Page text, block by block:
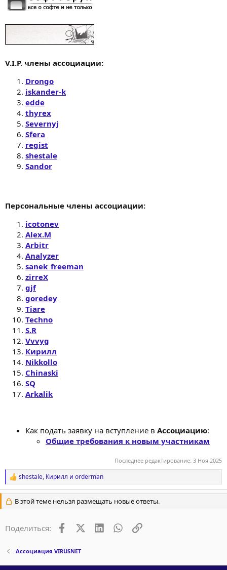
V.I.P. члены ассоциации:
Drongo
iskander-k
edde
thyrex
Severnyj
Sfera
regist
shestale
Sandor
Персональные члены ассоциации:
icotonev
Alex.M
Arbitr
Analyzer
sanek_freeman
zirreX
gjf
goredey
Tiare
Techno
S.R
Vvvyg
Кирилл
Nikkollo
Chinaski
SQ
Arkalik
Как подать заявку на вступление в Ассоциацию:
Общие требования к новым участникам
Последнее редактирование: 3 Ноя 2025
Р
е
а
к
и
shestale, Кирилл и orderman
В этой теме нельзя размещать новые ответы.
Поделиться: FacebookX (Twitter)
LinkedInWhatsAppСсылка
Ассоциация VIRUSNET